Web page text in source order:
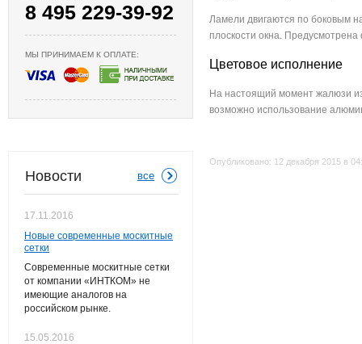
8 495 229-39-92
МЫ ПРИНИМАЕМ К ОПЛАТЕ:
Новости все
17.11.2016
Новые современные москитные
сетки
Современные москитные сетки
от компании «ИНТКОМ» не
имеющие аналогов на
российском рынке.
15.05.2016
Ламели двигаются по боковым
плоскости окна.
Цветовое исполнение
На настоящий момент жалюзи
возможно использование
Опубликовано: 12 декабря 2015 в